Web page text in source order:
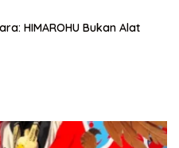
HIMAROHU Bukan Alat